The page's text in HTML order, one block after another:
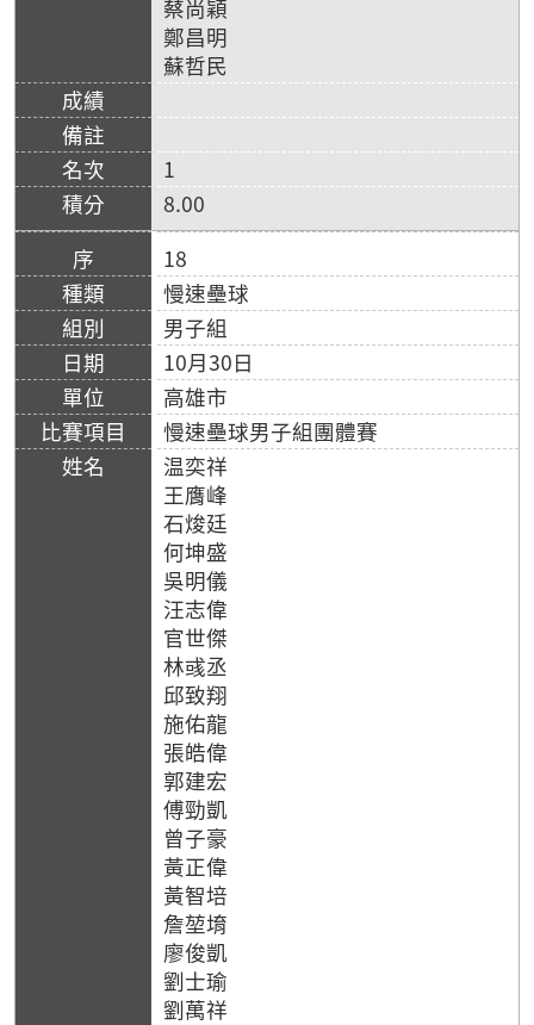
蔡尚穎
鄭昌明
蘇哲民
1
8.00
18
慢速壘球
男子組
10月30日
高雄市
慢速壘球男子組團體賽
温奕祥
王膺峰
石焌廷
何坤盛
吳明儀
汪志偉
官世傑
林彧丞
邱致翔
施佑龍
張皓偉
郭建宏
傅勁凱
曾子豪
黃正偉
黃智培
詹堃堉
廖俊凱
劉士瑜
劉萬祥